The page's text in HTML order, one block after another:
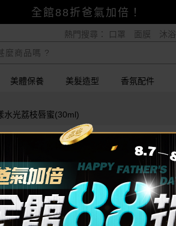
賺美幣~換好禮~立即換GO~
美日x全支付~美幣+全點折上折
全館88折爸氣加倍！
熱門搜尋： 口罩 面膜 沐浴
美體保養 美髮造型 香氛配件
水光荔枝唇蜜(30ml)
essence 艾森絲~派對限定
XXL超大容量唇蜜，一支用很久，
透明質地，不影響原本唇色，單擦
水光亮澤妝效，打造自然澎潤的雙
甜美荔枝香氣，使用時清新又療癒